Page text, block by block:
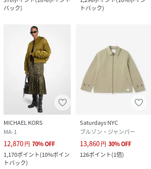
バック)
トバック)
MICHAEL KORS
MA-1
12,870円 70%OFF
1,170ポイント(10%ポイン
トバック)
Saturdays NYC
ブルゾン・ジャンパー
13,860円 30%OFF
126ポイント(1倍)